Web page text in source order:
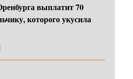
выплатит 70
которого укусила